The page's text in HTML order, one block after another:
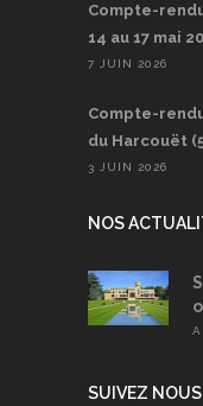
Compte-rendu
14 au 17 mai
7 JUIN 2026
Compte-
du Harcouët
3 JUIN 2026
NOS
SUIVEZ